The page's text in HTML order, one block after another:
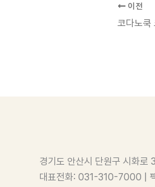
이전
코다노쿡
경기도 안산시 단원구 시화로
대표전화: 031-310-7000 |